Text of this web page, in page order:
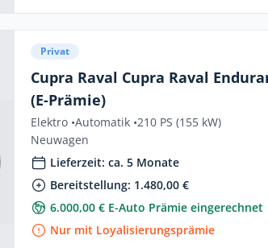
Privat
Cupra Raval Cupra Raval
(E-Prämie)
Elektro •Automatik •210 PS (155 kW)
Neuwagen
Lieferzeit: ca. 5 Monate
Bereitstellung: 1.480,00 €
6.000,00 € E-Auto Prämie eingerechnet
Nur mit Loyalisierungsprämie